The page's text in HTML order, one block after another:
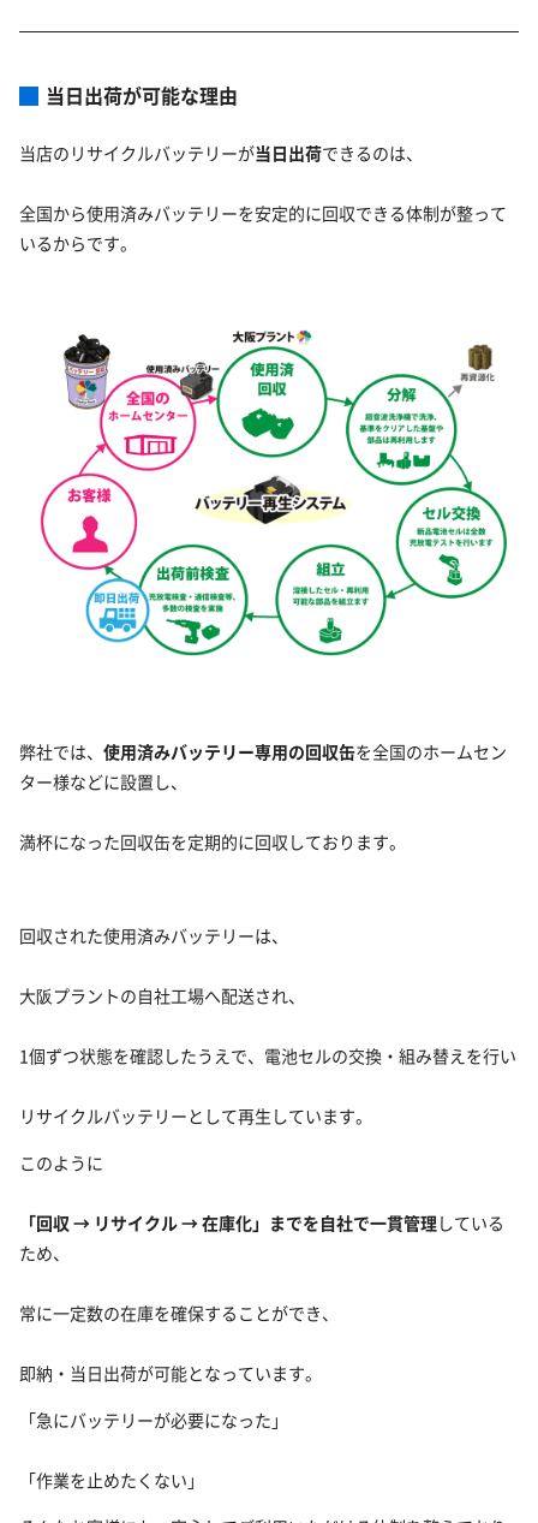
当日出荷が可能な理由
当店のリサイクルバッテリーが当日出荷できるのは、
全国から使用済みバッテリーを安定的に回収できる体制が整って
いるからです。
弊社では、 使用済みバッテリー専用の回収缶を全国のホームセン
ター様などに設置し、
満杯になった回収缶を定期的に回収しております。
回収された使用済みバッテリーは、
大阪プラントの自社工場へ配送され、
1個ずつ状態を確認したうえで、電池セルの交換・組み替えを行い
リサイクルバッテリーとして再生しています。
このように
「回収 → リサイクル → 在庫化」までを自社で一貫管理している
ため、
常に一定数の在庫を確保することができ、
即納・当日出荷が可能となっています。
「急にバッテリーが必要になった」
「作業を止めたくない」